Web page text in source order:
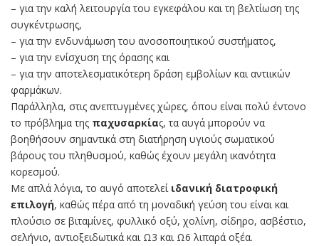
– για την καλή λειτουργία του εγκεφάλου και τη βελτίωση της
συγκέντρωσης,
– για την ενδυνάμωση του ανοσοποιητικού συστήματος,
– για την ενίσχυση της όρασης και
– για την αποτελεσματικότερη δράση εμβολίων και αντιικών
φαρμάκων.
Παράλληλα, στις ανεπτυγμένες χώρες, όπου είναι πολύ έντονο
το πρόβλημα της παχυσαρκίας, τα αυγά μπορούν να
βοηθήσουν σημαντικά στη διατήρηση υγιούς σωματικού
βάρους του πληθυσμού, καθώς έχουν μεγάλη ικανότητα
κορεσμού.
Με απλά λόγια, το αυγό αποτελεί ιδανική διατροφική
επιλογή, καθώς πέρα από τη μοναδική γεύση του είναι και
πλούσιο σε βιταμίνες, φυλλικό οξύ, χολίνη, σίδηρο, ασβέστιο,
σελήνιο, αντιοξειδωτικά και Ω3 και Ω6 λιπαρά οξέα.